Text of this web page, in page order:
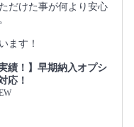
だけた事が何より安心
ます！
績！】早期納入オプシ
応！